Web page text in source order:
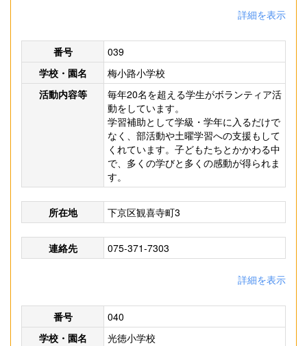
詳細を表示
番号
039
学校・園名
梅小路小学校
活動内容等
毎年20名を超える学生がボランティア活
動をしています。
学習補助として学級・学年に入るだけで
なく、部活動や土曜学習への支援もして
くれています。子どもたちとかかわる中
で、多くの学びと多くの感動が得られま
す。
所在地 下京区観喜寺町3
連絡先 075-371-7303
詳細を表示
番号
040
学校・園名
光徳小学校